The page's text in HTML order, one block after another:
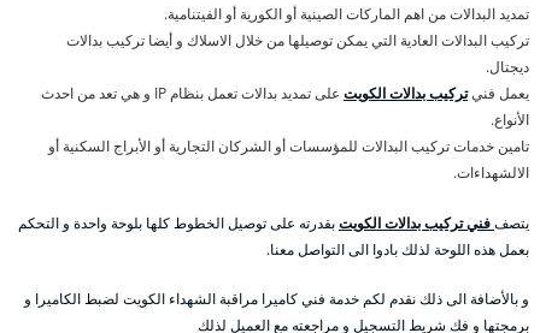
تمديد البدالات من اهم الماركات الصينية أو الكورية أو الفيتنامية.
تركيب البدالات العادية التي يمكن توصيلها من خلال الاسلاك و أيضا تركيب بدالات
ديجتال.
يعمل فنيتركيب بدالات الكويت
على تمديد بدالات تعمل بنظام IP و هي تعد من احدث
الأنواع.
تامين خدمات تركيب البدالات للمؤسسات أو الشركان التجارية أو الأبراج السكنية أو
الالشهداءات.
يتصففني تركيب بدالات الكويتبقدرته على توصيل الخطوط كلها بلوحة واحدة و التحكم
بعمل هذه اللوحة لذلك بادوا الى التواصل معنا.
و بالأضافة الى ذلك نقدم لكم خدمة فني كاميرا مراقبة الشهداء الكويت لضبط الكاميرا و
برمجتها و فك شريط التسجيل و مراجعته مع العميل لذلك